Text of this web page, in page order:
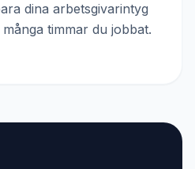
dina arbetsgivarintyg
timmar du jobbat.